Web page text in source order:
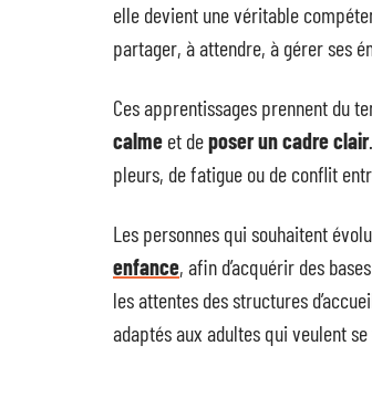
elle devient une véritable
partager, à attendre, à gérer ses
Ces apprentissages prennent du
calme et deposer un cadre clair
pleurs, de fatigue ou de conflit
Les personnes qui souhaitent
enfance, afin d’acquérir des
les attentes des structures
adaptés aux adultes qui veulent